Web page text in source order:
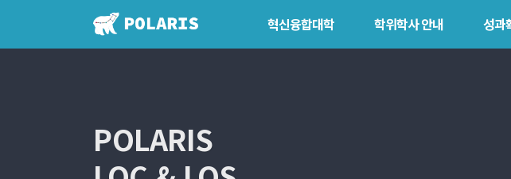
혁신융합대학 학위학사 안내 성과
인사말
POLARIS